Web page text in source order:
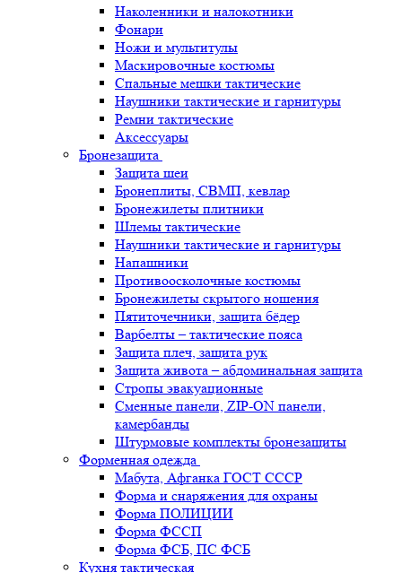
Наколенники и налокотники
Фонари
Ножи и мультитулы
Маскировочные костюмы
Спальные мешки тактические
Наушники тактические и гарнитуры
Ремни тактические
Аксессуары
Бронезащита
Защита шеи
Бронеплиты, СВМП, кевлар
Бронежилеты плитники
Шлемы тактические
Наушники тактические и гарнитуры
Напашники
Противоосколочные костюмы
Бронежилеты скрытого ношения
Пятиточечники, защита бёдер
Варбелты – тактические пояса
Защита плеч, защита рук
Защита живота – абдоминальная защита
Стропы эвакуационные
Сменные панели, ZIP-ON панели,
камербанды
Штурмовые комплекты бронезащиты
Форменная одежда
Мабута, Афганка ГОСТ СССР
Форма и снаряжения для охраны
Форма ПОЛИЦИИ
Форма ФССП
Форма ФСБ, ПС ФСБ
Кухня тактическая